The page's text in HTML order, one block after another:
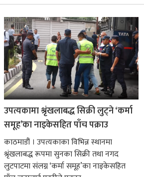
उपत्यकामा श्रृंखलाबद्ध सिक्री लुट्ने ‘कर्मा
समूह’का नाइकेसहित पाँच पक्राउ
काठमाडौं । उपत्यकाका विभिन्न स्थानमा
श्रृंखलाबद्ध रूपमा सुनका सिक्री तथा नगद
लुटपाटमा संलग्न ‘कर्मा समूह’का नाइकेसहित